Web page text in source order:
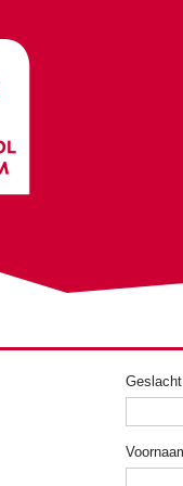
Geslacht